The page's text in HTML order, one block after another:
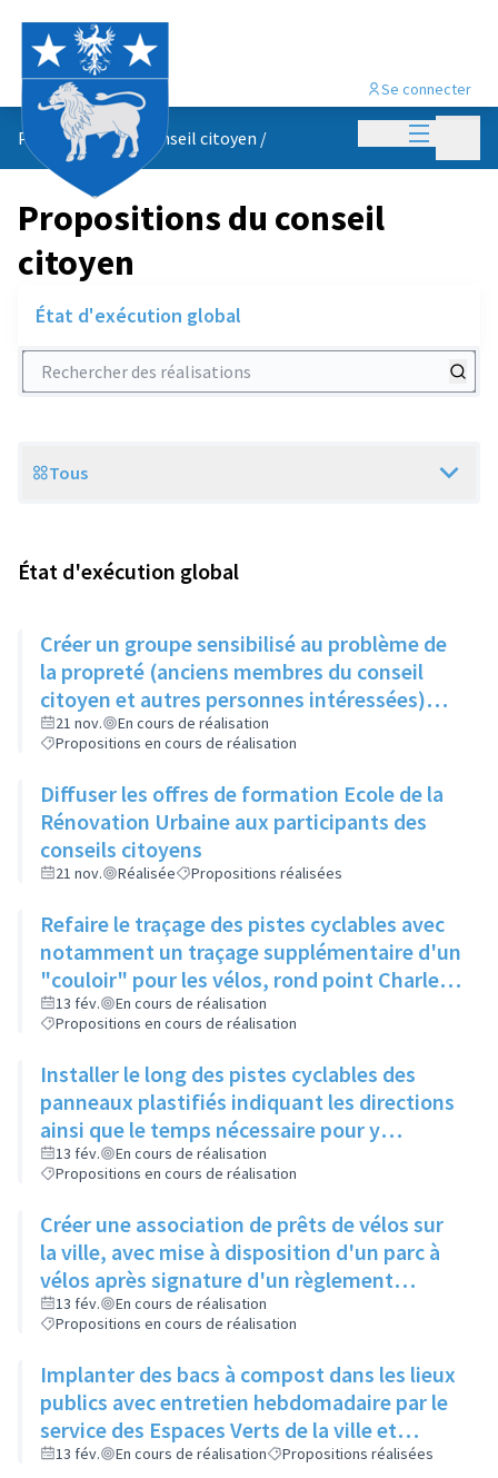
Menu
Se connecter
Propositions du conseil citoyen /
Propositions du conseil
citoyen
État d'exécution global
Rechercher des réalisations
Scope
Tous
État d'exécution global
Créer un groupe sensibilisé au problème de
la propreté (anciens membres du conseil
citoyen et autres personnes intéressées)
qui, une fois par trimestre, ferait remonter
les informations au service concerné
21 nov.
En cours de réalisation
Propositions en cours de réalisation
Diffuser les offres de formation Ecole de la
Rénovation Urbaine aux participants des
conseils citoyens
21 nov. Réalisée Propositions réalisées
Refaire le traçage des pistes cyclables avec
notamment un traçage supplémentaire d'un
"couloir" pour les vélos, rond point Charles
de Gaulle, pour relier 2 pistes existantes
13 fév.
En cours de réalisation
Propositions en cours de réalisation
Installer le long des pistes cyclables des
panneaux plastifiés indiquant les directions
ainsi que le temps nécessaire pour y
accéder, et une comparaison avec le temps
mis en voiture
13 fév.
En cours de réalisation
Propositions en cours de réalisation
Créer une association de prêts de vélos sur
la ville, avec mise à disposition d'un parc à
vélos après signature d'un règlement
intérieur et d'une charte de respect du
matériel
13 fév.
En cours de réalisation
Propositions en cours de réalisation
Implanter des bacs à compost dans les lieux
publics avec entretien hebdomadaire par le
service des Espaces Verts de la ville et
réutilisation du compost dans les ronds-
13 fév. En cours de réalisation Propositions réalisées